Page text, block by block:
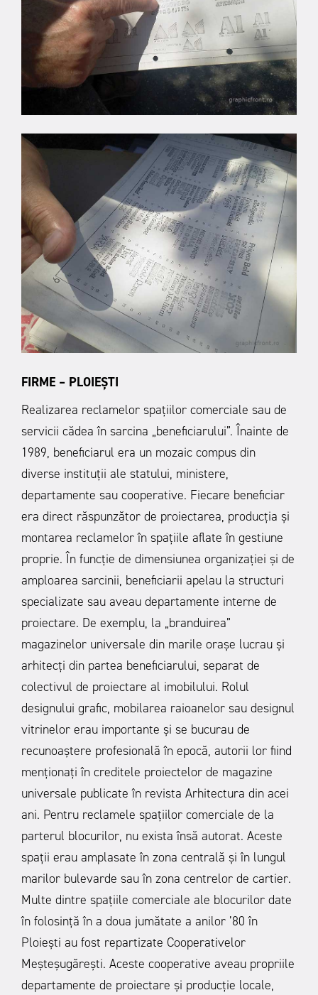
FIRME – PLOIEȘTI
Realizarea reclamelor spațiilor comerciale sau de
servicii cădea în sarcina „beneficiarului”. Înainte de
1989, beneficiarul era un mozaic compus din
diverse instituții ale statului, ministere,
departamente sau cooperative. Fiecare beneficiar
era direct răspunzător de proiectarea, producția și
montarea reclamelor în spațiile aflate în gestiune
proprie. În funcție de dimensiunea organizației și de
amploarea sarcinii, beneficiarii apelau la structuri
specializate sau aveau departamente interne de
proiectare. De exemplu, la „branduirea”
magazinelor universale din marile orașe lucrau și
arhitecți din partea beneficiarului, separat de
colectivul de proiectare al imobilului. Rolul
designului grafic, mobilarea raioanelor sau designul
vitrinelor erau importante și se bucurau de
recunoaștere profesională în epocă, autorii lor fiind
menționați în creditele proiectelor de magazine
universale publicate în revista Arhitectura din acei
ani. Pentru reclamele spațiilor comerciale de la
parterul blocurilor, nu exista însă autorat. Aceste
spații erau amplasate în zona centrală și în lungul
marilor bulevarde sau în zona centrelor de cartier.
Multe dintre spațiile comerciale ale blocurilor date
în folosință în a doua jumătate a anilor ’80 în
Ploiești au fost repartizate Cooperativelor
Meșteșugărești. Aceste cooperative aveau propriile
departamente de proiectare și producție locale,